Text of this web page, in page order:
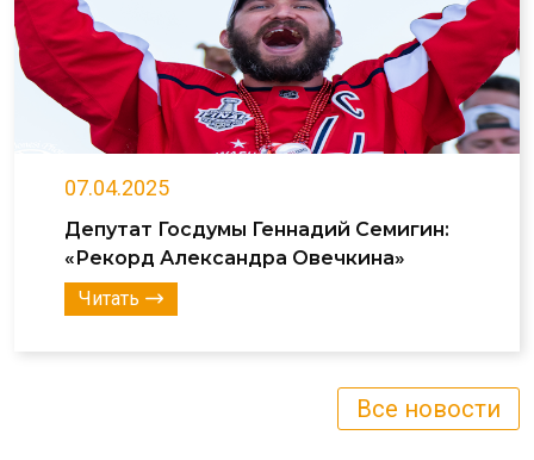
07.04.2025
Депутат Госдумы Геннадий Семигин:
«Рекорд Александра Овечкина»
Читать
Все новости